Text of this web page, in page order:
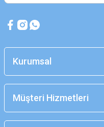
Kurumsal
Müşteri Hizmetleri